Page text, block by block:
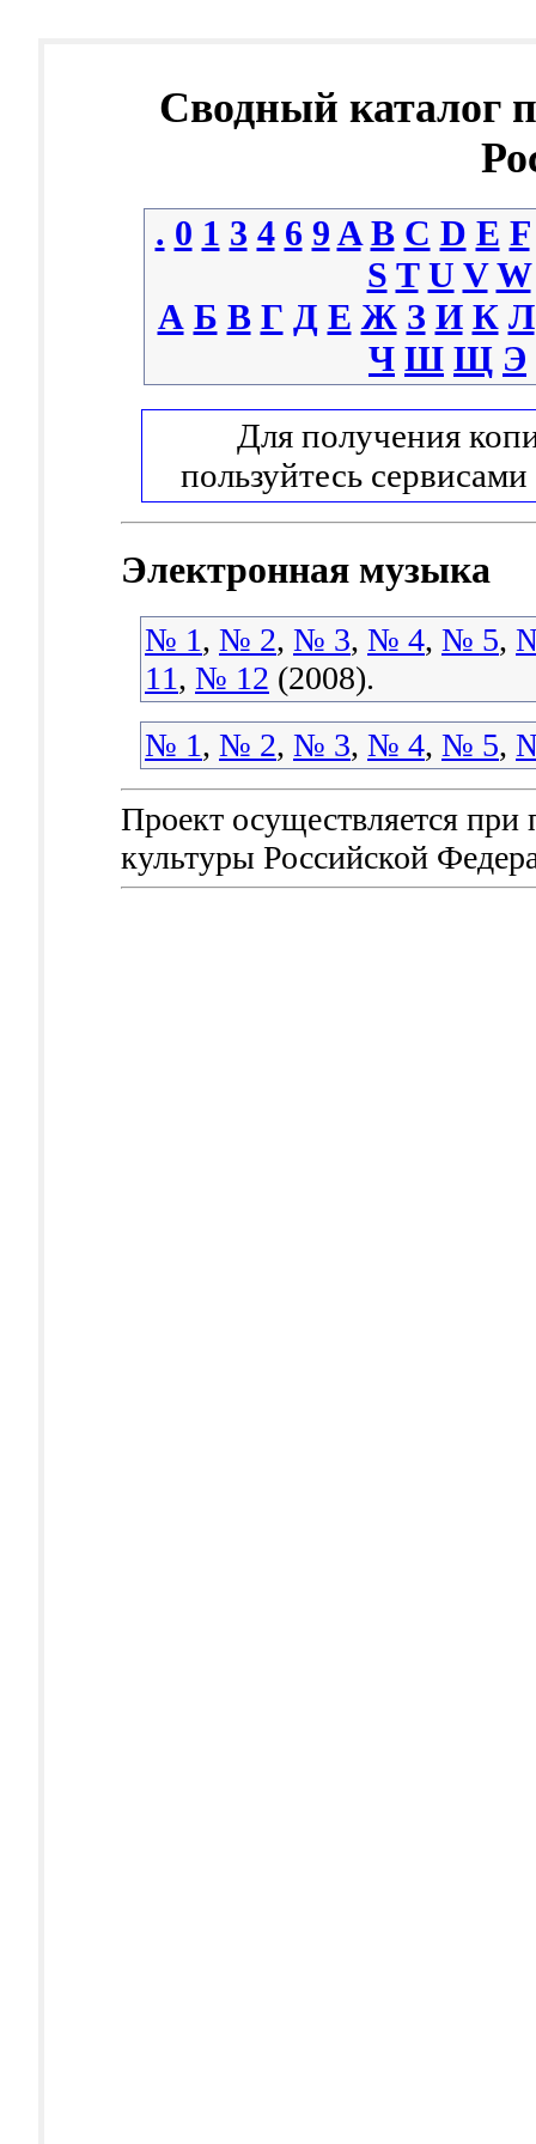
Сводный каталог
. 0 1 3 4 6 9 A B C D E F
S T U V W
А Б В Г Д Е Ж З И К Л
Ч Ш Щ Э
Для получения
пользуйтесь сервисами
Электронная музыка
№ 1, № 2, № 3, № 4, № 5,
11, № 12 (2008).
№ 1, № 2, № 3, № 4, № 5,
Проект осуществляется
культуры Российской